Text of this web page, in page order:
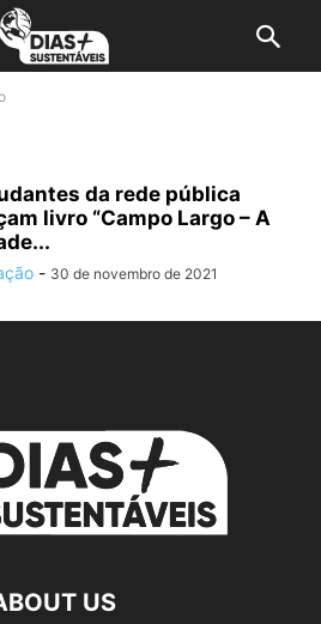
da rede pública
livro “Campo Largo – A
- 30 de novembro de 2021
US